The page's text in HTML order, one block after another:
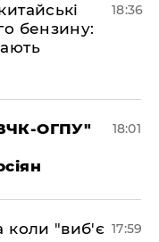
бензину:
18:36
ОГПУ"
18:01
коли "виб'є 17:59